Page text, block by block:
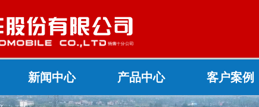
新闻中心 产品中心 客户案例